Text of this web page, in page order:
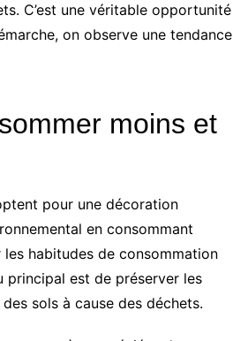
C’est une véritable opportunité
on observe une tendance
moins et
pour une décoration
en consommant
habitudes de consommation
principal est de préserver les
sols à cause des déchets.